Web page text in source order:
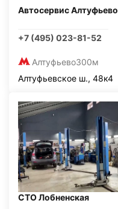
Автосервис Алтуфьево
+7 (495) 023-81-52
Алтуфьево300м
Алтуфьевское ш., 48к4
СТО Лобненская